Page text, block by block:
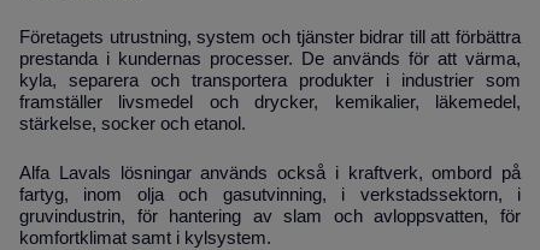
Företagets utrustning, system och tjänster bidrar till att förbättra
prestanda i kundernas processer. De används för att värma,
kyla, separera och transportera produkter i industrier som
framställer livsmedel och drycker, kemikalier, läkemedel,
stärkelse, socker och etanol.
Alfa Lavals lösningar används också i kraftverk, ombord på
fartyg, inom olja och gasutvinning, i verkstadssektorn, i
gruvindustrin, för hantering av slam och avloppsvatten, för
komfortklimat samt i kylsystem.